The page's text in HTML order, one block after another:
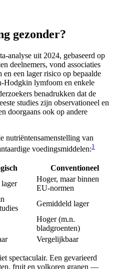
gezonder?
analyse uit 2024, gebaseerd op
deelnemers, vond associaties
een lager risico op bepaalde
Hodgkin lymfoom en enkele
benadrukken dat de
studies zijn observationeel en
doorgaans ook op andere
nutriëntensamenstelling van
voedingsmiddelen:1
Conventioneel
Hoger, maar binnen
EU-normen
Gemiddeld lager
Hoger (m.n.
bladgroenten)
Vergelijkbaar
spectaculair. Een gevarieerd
fruit en volkoren granen —